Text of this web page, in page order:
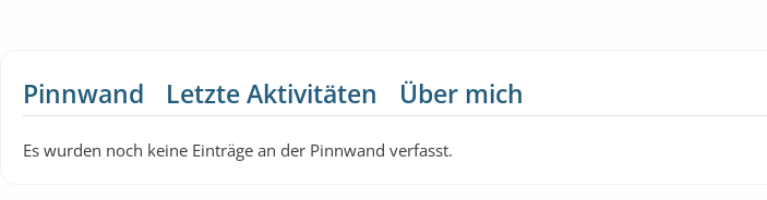
Pinnwand Letzte Aktivitäten Über mich
Es wurden noch keine Einträge an der Pinnwand verfasst.